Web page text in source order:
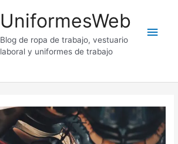
UniformesWeb
Blog de ropa de trabajo, vestuario
laboral y uniformes de trabajo